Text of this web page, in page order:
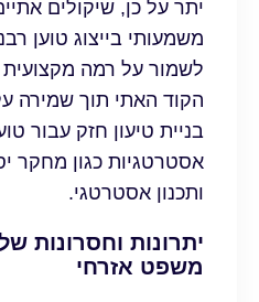
יתר על כן, שיקולים
משמעותי בייצוג טוען
לשמור על רמה מקצועית
הקוד האתי תוך שמירה
בניית טיעון חזק עבור
אסטרטגיות כגון מחקר
ותכנון אסטרטגי.
יתרונות וחסרונות
משפט אזרחי